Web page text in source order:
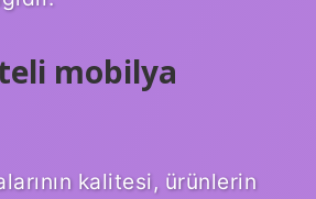
mobilya
kalitesi, ürünlerin